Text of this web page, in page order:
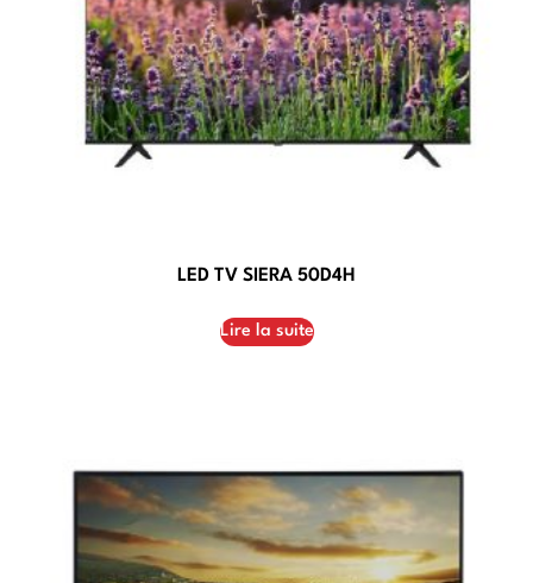
LED TV SIERA 50D4H
Lire la suite